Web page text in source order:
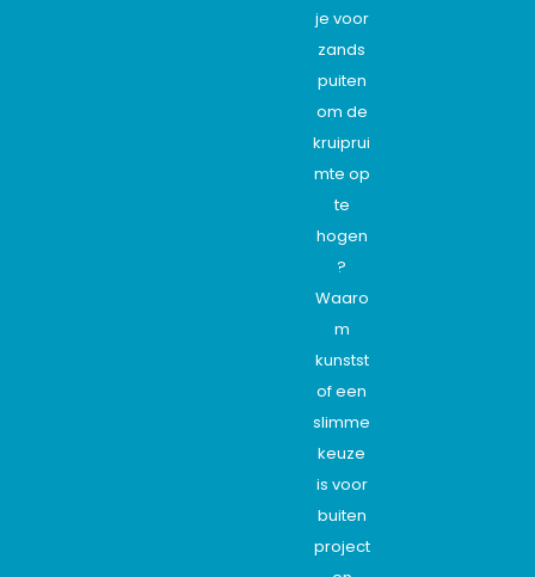
je voor
zands
puiten
om de
kruiprui
mte op
te
hogen
?
Waaro
m
kunstst
of een
slimme
keuze
is voor
buiten
project